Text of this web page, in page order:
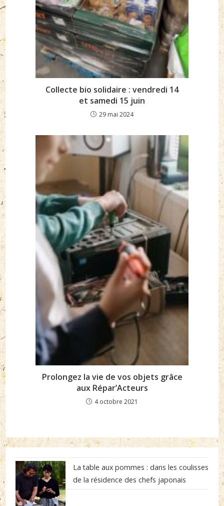
Collecte bio solidaire : vendredi 14
et samedi 15 juin
29 mai 2024
Prolongez la vie de vos objets grâce
aux Répar’Acteurs
4 octobre 2021
La table aux pommes : dans les coulisses
de la résidence des chefs japonais